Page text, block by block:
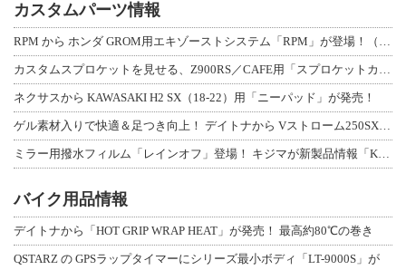
カスタムパーツ情報
ネクサスから KAWASAKI H2 SX（18-22）用「ニーパッド」が発売！
バイク用品情報
デイトナから「HOT GRIP WRAP HEAT」が発売！ 最高約80℃の巻き
QSTARZ の GPSラップタイマーにシリーズ最小ボディ「LT-9000S」が